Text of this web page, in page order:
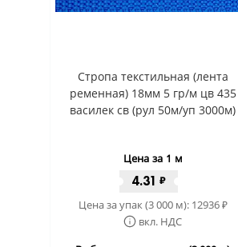
Стропа текстильная (лента
ременная) 18мм 5 гр/м цв 435
василек св (рул 50м/уп 3000м)
Цена за 1 м
4.31 ₽
Цена за упак (3 000 м): 12936₽
вкл. НДС